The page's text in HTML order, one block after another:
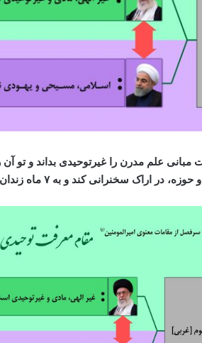
مبانی علم مدرن را غیرتوحیدی بداند و تو
اراک سخنرانی کند و به ۷ ماه زندان محکوم شود.